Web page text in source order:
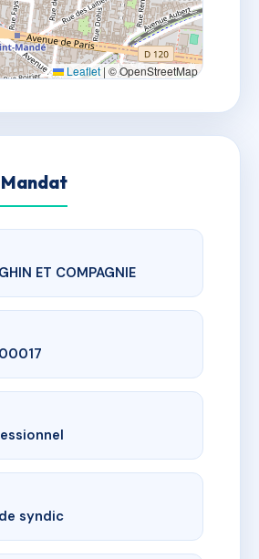
Leaflet | © OpenStreetMap
Mandat
ET COMPAGNIE
syndic